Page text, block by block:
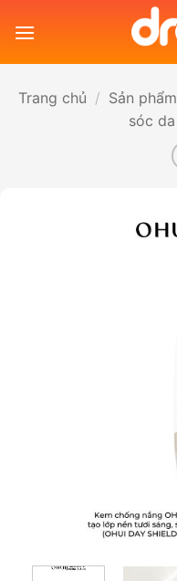
qua
Trang chủ / Sản phẩm
sóc da